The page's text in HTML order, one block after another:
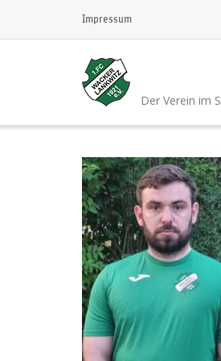
content
Impressum
Der Verein im